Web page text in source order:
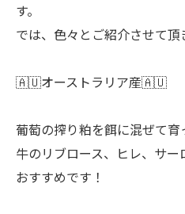
す。
では、色々とご紹介させて頂
🇦🇺オーストラリア産🇦🇺
葡萄の搾り粕を餌に混ぜて
牛のリブロース、ヒレ、サー
おすすめです！